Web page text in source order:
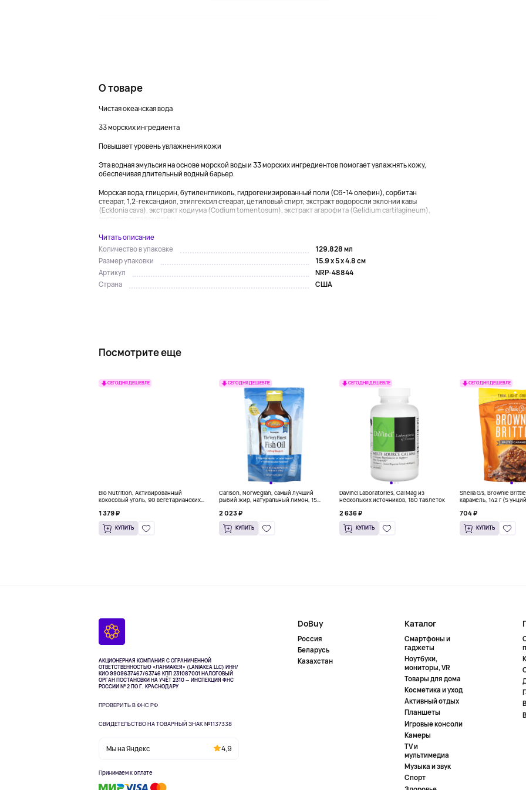
О товаре
Чистая океанская вода
33 морских ингредиента
Повышает уровень увлажнения кожи
Эта водная эмульсия на основе морской воды и 33 морских ингредиентов помогает увлажнять кожу,
обеспечивая длительный водный барьер.
Морская вода, глицерин, бутиленгликоль, гидрогенизированный поли (C6-14 олефин), сорбитан
стеарат, 1,2-гександиол, этилгексил стеарат, цетиловый спирт, экстракт водоросли эклонии кавы
(Ecklonia cava), экстракт кодиума (Codium tomentosum), экстракт агарофита (Gelidium cartilagineum),
экстракт энтероморфы...
Читать описание
Количество в упаковке
129.828 мл
Размер упаковки
15.9 x 5 x 4.8 см
Артикул
NRP-48844
Страна
США
Посмотрите еще
СЕГОДНЯ ДЕШЕВЛЕ
Bio Nutrition, Активированный
кокосовый уголь, 90 вегетарианских
1 379 ₽
КУПИТЬ
СЕГОДНЯ ДЕШЕВЛЕ
Carlson, Norwegian, самый лучший
рыбий жир, натуральный лимон, 15
2 023 ₽
КУПИТЬ
СЕГОДНЯ ДЕШЕВЛЕ
DaVinci Laboratories, Cal Mag из
нескольких источников, 180 таблеток
2 636 ₽
КУПИТЬ
СЕГОДНЯ ДЕШЕВЛЕ
Sheila G's, Brownie
карамель, 142 г (5
704 ₽
КУПИТЬ
АКЦИОНЕРНАЯ КОМПАНИЯ С ОГРАНИЧЕННОЙ
ОТВЕТСТВЕННОСТЬЮ «ЛАНИАКЕЯ» (LANIAKEA LLC) ИНН/
КИО 9909637467/63746 КПП 231087001 НАЛОГОВЫЙ
ОРГАН ПОСТАНОВКИ НА УЧЁТ 2310 — ИНСПЕКЦИЯ ФНС
РОССИИ № 2 ПО Г. КРАСНОДАРУ
ПРОВЕРИТЬ В ФНС РФ
СВИДЕТЕЛЬСТВО НА ТОВАРНЫЙ ЗНАК №1137338
Мы на Яндекс 4,9
Принимаем к оплате
DoBuy
Россия
Беларусь
Казахстан
Каталог
Смартфоны и
гаджеты
Ноутбуки,
мониторы, VR
Товары для дома
Косметика и уход
Активный отдых
Планшеты
Игровые консоли
Камеры
TV и
мультимедиа
Музыка и звук
Спорт